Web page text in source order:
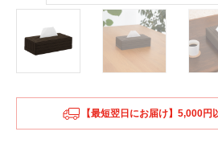
【最短翌日にお届け】5,000円